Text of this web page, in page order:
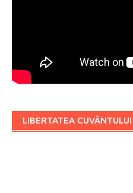
LIBERTATEA